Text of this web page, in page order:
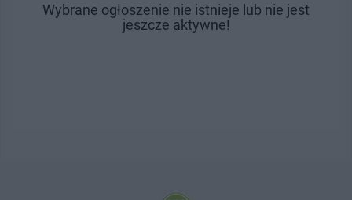
Wybrane ogłoszenie nie istnieje lub nie jest
jeszcze aktywne!